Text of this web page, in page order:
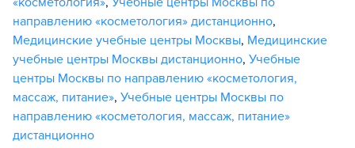
направлению «косметология» дистанционно,
Медицинские учебные центры Москвы, Медицинские
учебные центры Москвы дистанционно, Учебные
центры Москвы по направлению «косметология,
массаж, питание», Учебные центры Москвы по
направлению «косметология, массаж, питание»
дистанционно